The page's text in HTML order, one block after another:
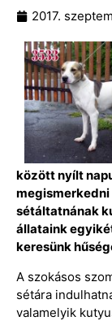
2017.
között nyílt
megismerkedni
sétáltatnának
állataink
keresünk
A szokásos
sétára
valamelyik